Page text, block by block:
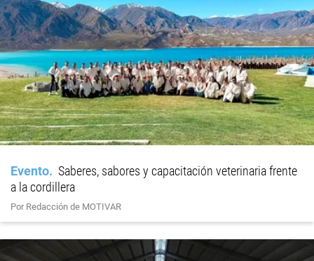
Evento
Saberes, sabores y capacitación veterinaria frente
a la cordillera
Por Redacción de MOTIVAR